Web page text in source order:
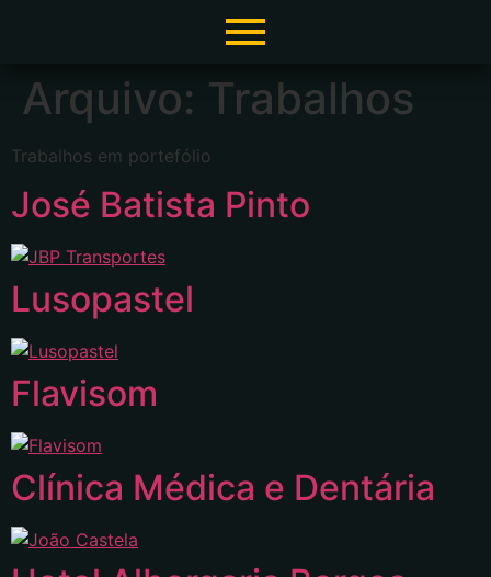
Arquivo: Trabalhos
Trabalhos em portefólio
José Batista Pinto
Lusopastel
Flavisom
Clínica Médica e Dentária